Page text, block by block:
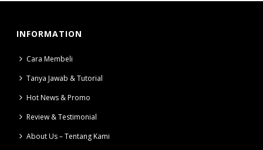
INFORMATION
Cara Membeli
Tanya Jawab & Tutorial
Hot News & Promo
Review & Testimonial
About Us – Tentang Kami